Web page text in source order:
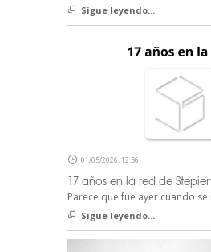
Sigue leyendo...
01/05/2026, 12:36
17 años en la red de
Parece que fue ayer cuando
Sigue leyendo...